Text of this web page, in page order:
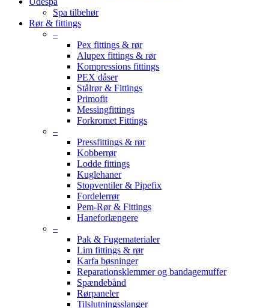
Spa tilbehør
Rør & fittings
–
Pex fittings & rør
Alupex fittings & rør
Kompressions fittings
PEX dåser
Stålrør & Fittings
Primofit
Messingfittings
Forkromet Fittings
–
Pressfittings & rør
Kobberrør
Lodde fittings
Kuglehaner
Stopventiler & Pipefix
Fordelerrør
Pem-Rør & Fittings
Haneforlængere
–
Pak & Fugematerialer
Lim fittings & rør
Karfa bøsninger
Reparationsklemmer og bandagemuffer
Spændebånd
Rørpaneler
Tilslutningsslanger